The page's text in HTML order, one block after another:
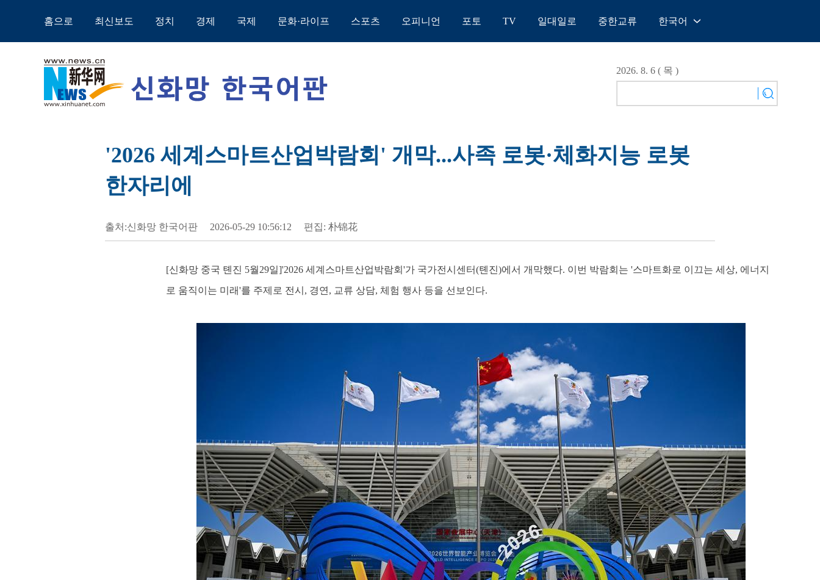
홈으로 최신보도 정치 경제 국제 문화·라이프 스포츠 오피니언 포토 TV 일대일로 중한교류 한국어
English
Español
日本語
2026. 8. 6 ( 목 )
'2026 세계스마트산업박람회' 개막...사족 로봇·체화지능 로봇
한자리에
출처:신화망 한국어판 2026-05-29 10:56:12 편집: 朴锦花
[신화망 중국 톈진 5월29일]'2026 세계스마트산업박람회'가 국가전시센터(톈진)에서 개막했다. 이번 박람회는 '스마트화로 이끄는 세상, 에너지
로 움직이는 미래'를 주제로 전시, 경연, 교류 상담, 체험 행사 등을 선보인다.